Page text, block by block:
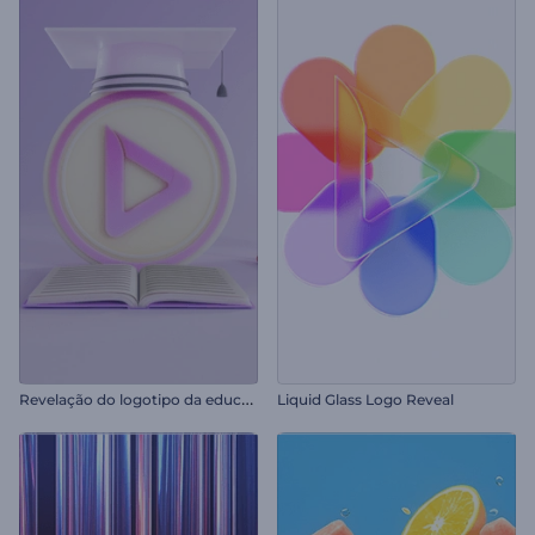
R
evelação do logotipo da educação Liquid Glass Logo Reveal